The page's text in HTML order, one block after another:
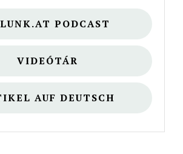
PODCAST
VIDEÓTÁR
AUF DEUTSCH